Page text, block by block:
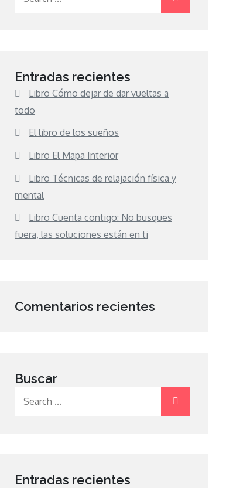
Entradas recientes
Libro Cómo dejar de dar vueltas a
todo
El libro de los sueños
Libro El Mapa Interior
Libro Técnicas de relajación física y
mental
Libro Cuenta contigo: No busques
fuera, las soluciones están en ti
Comentarios recientes
Buscar
Entradas recientes